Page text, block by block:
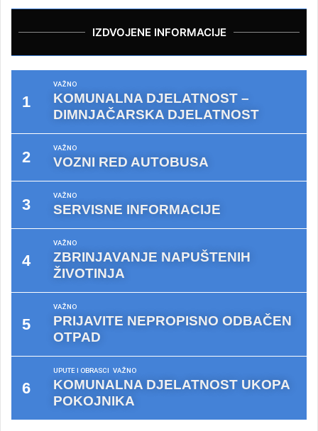
IZDVOJENE INFORMACIJE
VAŽNO
KOMUNALNA DJELATNOST –
DIMNJAČARSKA DJELATNOST
VAŽNO
VOZNI RED AUTOBUSA
VAŽNO
SERVISNE INFORMACIJE
VAŽNO
ZBRINJAVANJE NAPUŠTENIH
ŽIVOTINJA
VAŽNO
PRIJAVITE NEPROPISNO ODBAČEN
OTPAD
UPUTE I OBRASCI VAŽNO
KOMUNALNA DJELATNOST UKOPA
POKOJNIKA